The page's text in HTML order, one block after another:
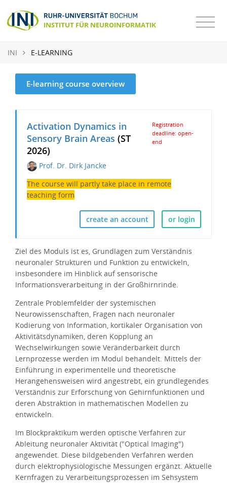
INI E-LEARNING
E-learning course overview
Activation Dynamics in
Sensory Brain Areas (ST
2026)
Registration
deadline: open-
end
Prof. Dr. Dirk Jancke
The course will partly take place in remote
teaching form
create an account or login
Ziel des Moduls ist es, Grundlagen zum Verständnis
neuronaler Strukturen und Funktion zu entwickeln,
insbesondere im Hinblick auf sensorische
Informationsverarbeitung in der Großhirnrinde.
Zentrale Problemfelder der systemischen
Neurowissenschaften, Fragen nach neuronaler
Kodierung von Information, kortikaler Organisation von
Aktivitätsdynamiken, deren Kopplung an
Wechselwirkungen sowie Veränderbarkeit durch
Lernprozesse werden im Modul behandelt. Mittels der
Einführung in experimentelle und theoretische
Herangehensweisen wird angestrebt, ein grundlegendes
Verständnis zur Erforschung von Gehirnfunktionen und
deren Abstraktion in mathematischen Modellen zu
entwickeln.
Im Blockpraktikum werden optische Verfahren zur
Ableitung neuronaler Aktivität ("Optical Imaging")
angewendet. Diese bildgebenden Verfahren werden
durch elektrophysiologische Messungen ergänzt. Aktuelle
Kernfragen zu Verarbeitungsprozessen im Sehsystem